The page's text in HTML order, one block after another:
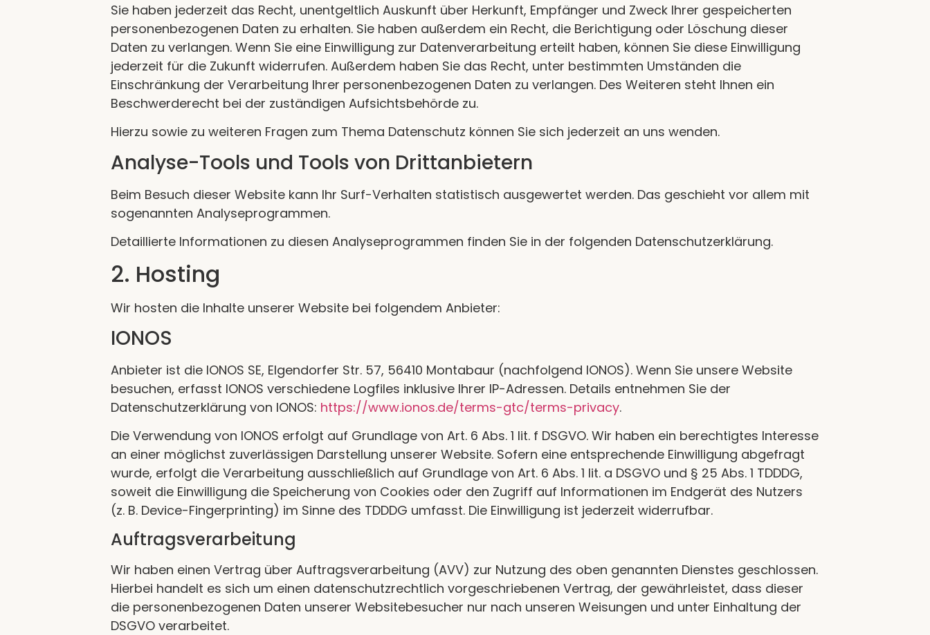
Sie haben jederzeit das Recht, unentgeltlich Auskunft über Herkunft, Empfänger und Zweck Ihrer gespeicherten
personenbezogenen Daten zu erhalten. Sie haben außerdem ein Recht, die Berichtigung oder Löschung dieser
Daten zu verlangen. Wenn Sie eine Einwilligung zur Datenverarbeitung erteilt haben, können Sie diese Einwilligung
jederzeit für die Zukunft widerrufen. Außerdem haben Sie das Recht, unter bestimmten Umständen die
Einschränkung der Verarbeitung Ihrer personenbezogenen Daten zu verlangen. Des Weiteren steht Ihnen ein
Beschwerderecht bei der zuständigen Aufsichtsbehörde zu.
Hierzu sowie zu weiteren Fragen zum Thema Datenschutz können Sie sich jederzeit an uns wenden.
Analyse-Tools und Tools von Dritt­anbietern
Beim Besuch dieser Website kann Ihr Surf-Verhalten statistisch ausgewertet werden. Das geschieht vor allem mit
sogenannten Analyseprogrammen.
Detaillierte Informationen zu diesen Analyseprogrammen finden Sie in der folgenden Datenschutzerklärung.
2. Hosting
Wir hosten die Inhalte unserer Website bei folgendem Anbieter:
IONOS
Anbieter ist die IONOS SE, Elgendorfer Str. 57, 56410 Montabaur (nachfolgend IONOS). Wenn Sie unsere Website
besuchen, erfasst IONOS verschiedene Logfiles inklusive Ihrer IP-Adressen. Details entnehmen Sie der
Datenschutzerklärung von IONOS: https://www.ionos.de/terms-gtc/terms-privacy.
Die Verwendung von IONOS erfolgt auf Grundlage von Art. 6 Abs. 1 lit. f DSGVO. Wir haben ein berechtigtes Interesse
an einer möglichst zuverlässigen Darstellung unserer Website. Sofern eine entsprechende Einwilligung abgefragt
wurde, erfolgt die Verarbeitung ausschließlich auf Grundlage von Art. 6 Abs. 1 lit. a DSGVO und § 25 Abs. 1 TDDDG,
soweit die Einwilligung die Speicherung von Cookies oder den Zugriff auf Informationen im Endgerät des Nutzers
(z. B. Device-Fingerprinting) im Sinne des TDDDG umfasst. Die Einwilligung ist jederzeit widerrufbar.
Auftragsverarbeitung
Wir haben einen Vertrag über Auftragsverarbeitung (AVV) zur Nutzung des oben genannten Dienstes geschlossen.
Hierbei handelt es sich um einen datenschutzrechtlich vorgeschriebenen Vertrag, der gewährleistet, dass dieser
die personenbezogenen Daten unserer Websitebesucher nur nach unseren Weisungen und unter Einhaltung der
DSGVO verarbeitet.